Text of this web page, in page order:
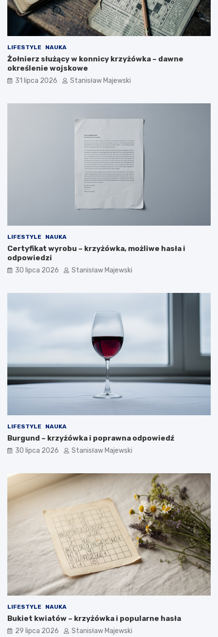
LIFESTYLE NAUKA
Żołnierz służący w konnicy krzyżówka – dawne
określenie wojskowe
31 lipca 2026 Stanisław Majewski
LIFESTYLE NAUKA
Certyfikat wyrobu – krzyżówka, możliwe hasła i
odpowiedzi
30 lipca 2026 Stanisław Majewski
LIFESTYLE NAUKA
Burgund – krzyżówka i poprawna odpowiedź
30 lipca 2026 Stanisław Majewski
LIFESTYLE NAUKA
Bukiet kwiatów – krzyżówka i popularne hasła
29 lipca 2026 Stanisław Majewski